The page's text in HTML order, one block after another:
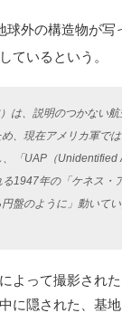
球外の構造物が写
ているという。
は、説明のつかない
、現在アメリカ軍で
「UAP（Unidentified
1947年の「ケネス・
盤のように」動いて
って撮影され
に隠された、基